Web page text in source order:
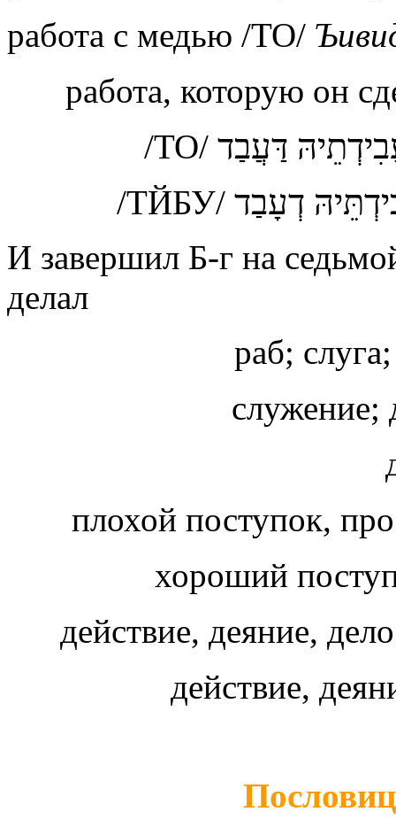
работа с медью /ТО/
работа, которую он
דַּעֲבַד /ТО/
דְעָבַד/ТЙБУ/
И завершил Б-г на
делал
раб;
служение;
плохой поступок,
хороший
действие, деяние,
действие,